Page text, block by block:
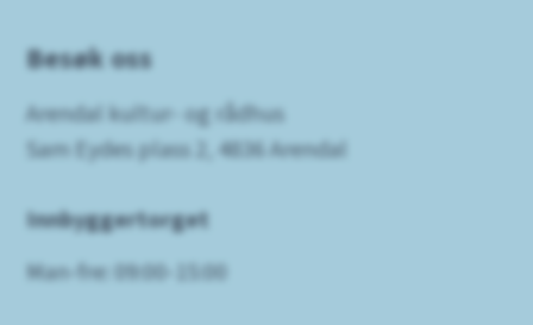
Besøk oss
Arendal kultur- og rådhus
Sam Eydes plass 2, 4836 Arendal
Innbyggertorget
Man-fre: 09:00-15:00